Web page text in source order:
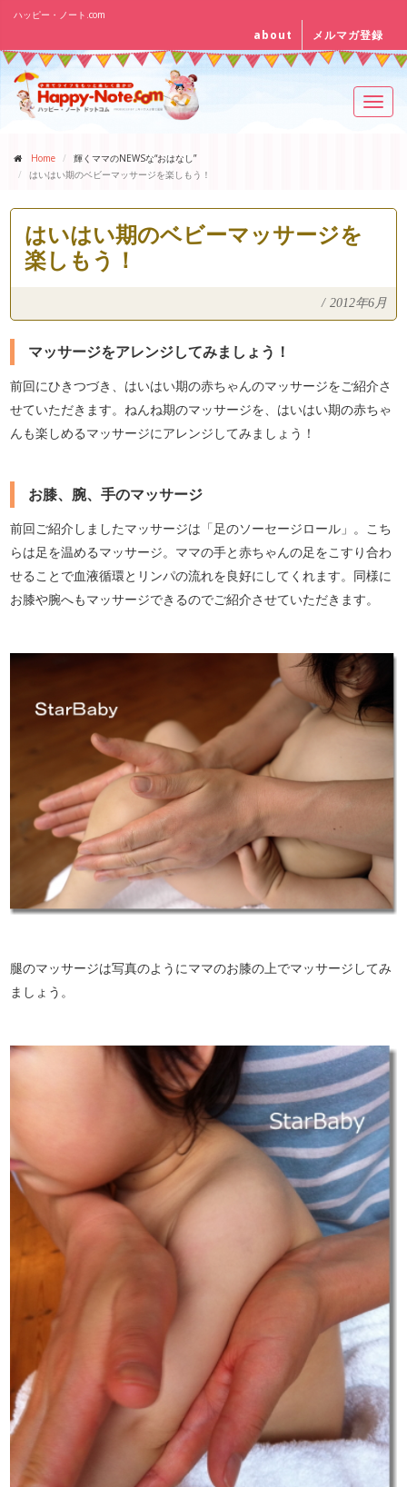
ハッピー・ノート.com
about メルマガ登録
Home
輝くママのNEWSな“おはなし”
はいはい期のベビーマッサージを楽しもう！
はいはい期のベビーマッサージを
楽しもう！
/ 2012年6月
マッサージをアレンジしてみましょう！
前回にひきつづき、はいはい期の赤ちゃんのマッサージをご紹介さ
せていただきます。ねんね期のマッサージを、はいはい期の赤ちゃ
んも楽しめるマッサージにアレンジしてみましょう！
お膝、腕、手のマッサージ
前回ご紹介しましたマッサージは「足のソーセージロール」。こち
らは足を温めるマッサージ。ママの手と赤ちゃんの足をこすり合わ
せることで血液循環とリンパの流れを良好にしてくれます。同様に
お膝や腕へもマッサージできるのでご紹介させていただきます。
腿のマッサージは写真のようにママのお膝の上でマッサージしてみ
ましょう。